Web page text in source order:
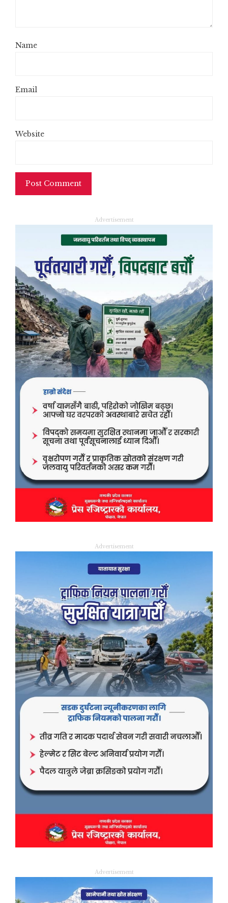
Name
Email
Website
Advertisement
Advertisement
Advertisement